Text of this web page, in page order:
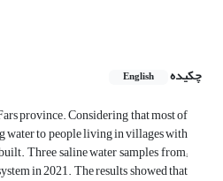
چکیده
English
province. Considering that most of
water to people living in villages with
Three saline water samples from;
in 2021. The results showed that